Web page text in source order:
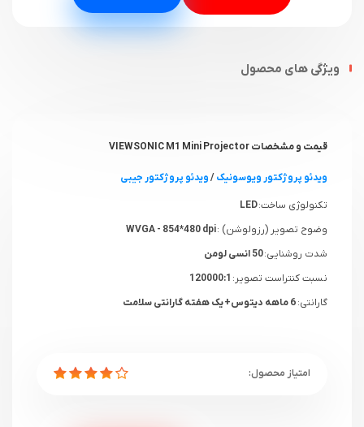
ویژگی های محصول
قیمت و مشخصات VIEWSONIC M1 Mini Projector
ویدئو پروژکتور ویوسونیک/ویدئو پروژکتور جیبی
تکنولوژی ساخت:LED
وضوح تصویر (رزولوشن) :
شدت روشنایی:50 انسی لومن
نسبت کنتراست تصویر:
گارانتی: